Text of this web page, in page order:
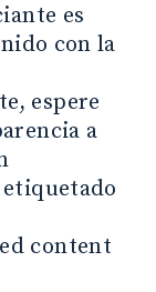
es
con la
espere
a
content